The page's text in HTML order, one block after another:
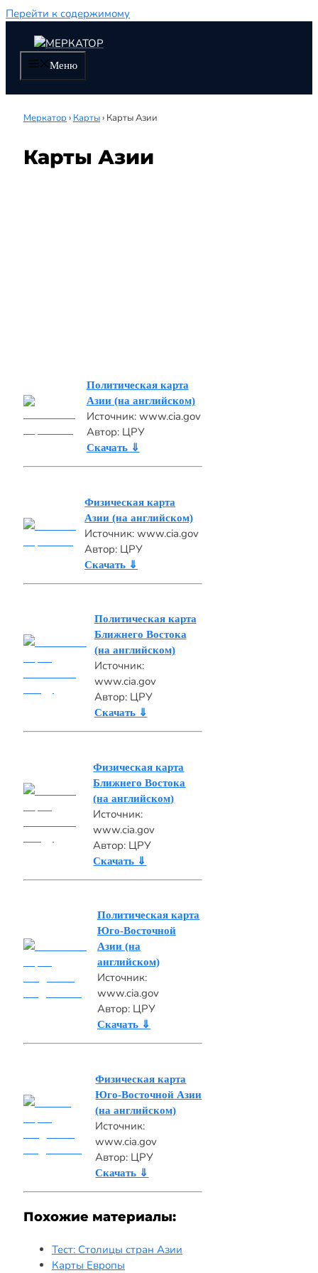
Перейти к содержимому
Меню
Меркатор › Карты› Карты Азии
Карты Азии
Политическая карта
Азии (на английском)
Источник: www.cia.gov
Автор: ЦРУ
Скачать ⇓
Физическая карта
Азии (на английском)
Источник: www.cia.gov
Автор: ЦРУ
Скачать ⇓
Политическая карта
Ближнего Востока
(на английском)
Источник:
www.cia.gov
Автор: ЦРУ
Скачать ⇓
Физическая карта
Ближнего Востока
(на английском)
Источник:
www.cia.gov
Автор: ЦРУ
Скачать ⇓
Политическая карта
Юго-Восточной
Азии (на
английском)
Источник:
www.cia.gov
Автор: ЦРУ
Скачать ⇓
Физическая карта
Юго-Восточной Азии
(на английском)
Источник:
www.cia.gov
Автор: ЦРУ
Скачать ⇓
Похожие материалы:
Тест: Столицы стран Азии
Карты Европы